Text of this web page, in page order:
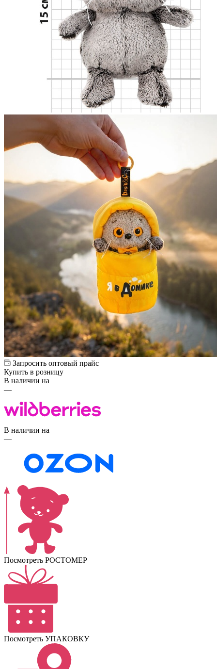
Запросить оптовый прайс
Купить в розницу
В наличии на
—
В наличии на
—
Посмотреть РОСТОМЕР
Посмотреть УПАКОВКУ